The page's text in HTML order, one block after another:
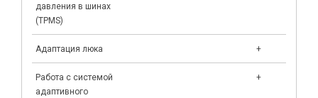
давления в шинах
(TPMS)
Адаптация люка +
Работа с системой
адаптивного
+